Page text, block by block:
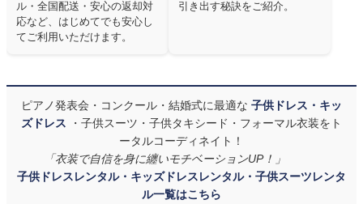
ル・全国配送・安心の返却対
応など、はじめてでも安心し
てご利用いただけます。
引き出す秘訣をご紹介。
ピアノ発表会・コンクール・結婚式に最適な 子供ドレス・キッ
ズドレス
・子供スーツ・子供タキシード・フォーマル衣装をト
ータルコーディネイト！
「衣装で自信を身に纏いモチベーションUP！」
子供ドレスレンタル・キッズドレスレンタル・子供スーツレンタ
ル一覧はこちら